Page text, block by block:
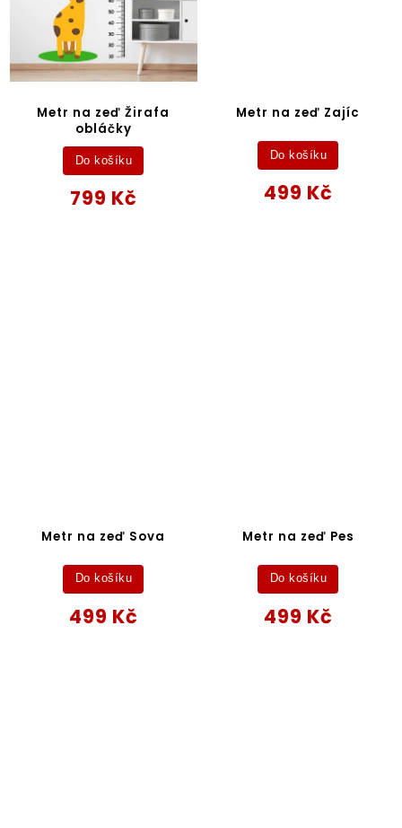
Metr na zeď Žirafa
obláčky
799 Kč
Do košíku
Metr na zeď Zajíc
499 Kč
Do košíku
Metr na zeď Sova
499 Kč
Do košíku
Metr na zeď Pes
499 Kč
Do košíku